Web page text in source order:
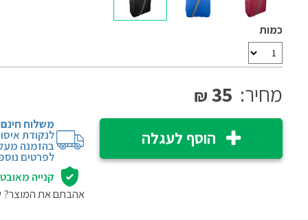
כמות
מחיר: 35
₪
הוסף לעגלה
משלוח חינם
לנקודת
בהזמנה מעל
לפרטים
קנייה
אהבתם את המוצר?